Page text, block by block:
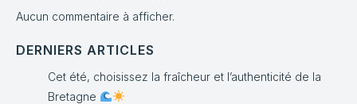
Aucun commentaire à afficher.
DERNIERS ARTICLES
Cet été, choisissez la fraîcheur et l’authenticité de la
Bretagne